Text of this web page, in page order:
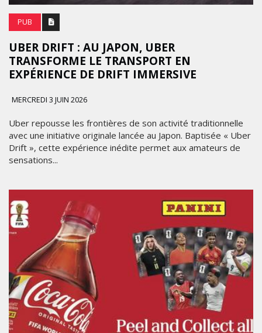
PUB
UBER DRIFT : AU JAPON, UBER
TRANSFORME LE TRANSPORT EN
EXPÉRIENCE DE DRIFT IMMERSIVE
MERCREDI 3 JUIN 2026
Uber repousse les frontières de son activité traditionnelle
avec une initiative originale lancée au Japon. Baptisée « Uber
Drift », cette expérience inédite permet aux amateurs de
sensations...